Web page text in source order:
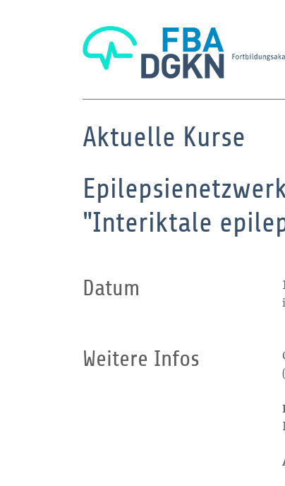
Aktuelle Kurse
"Interiktale
Datum
Weitere Infos